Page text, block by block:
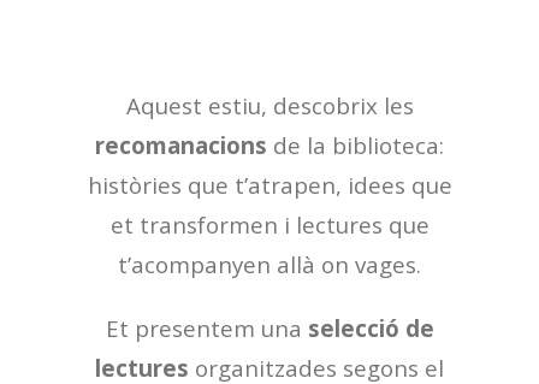
Aquest estiu, descobrix les
recomanacions de la biblioteca:
històries que t’atrapen, idees que
et transformen i lectures que
t’acompanyen allà on vages.
Et presentem una selecció de
lectures organitzades segons el